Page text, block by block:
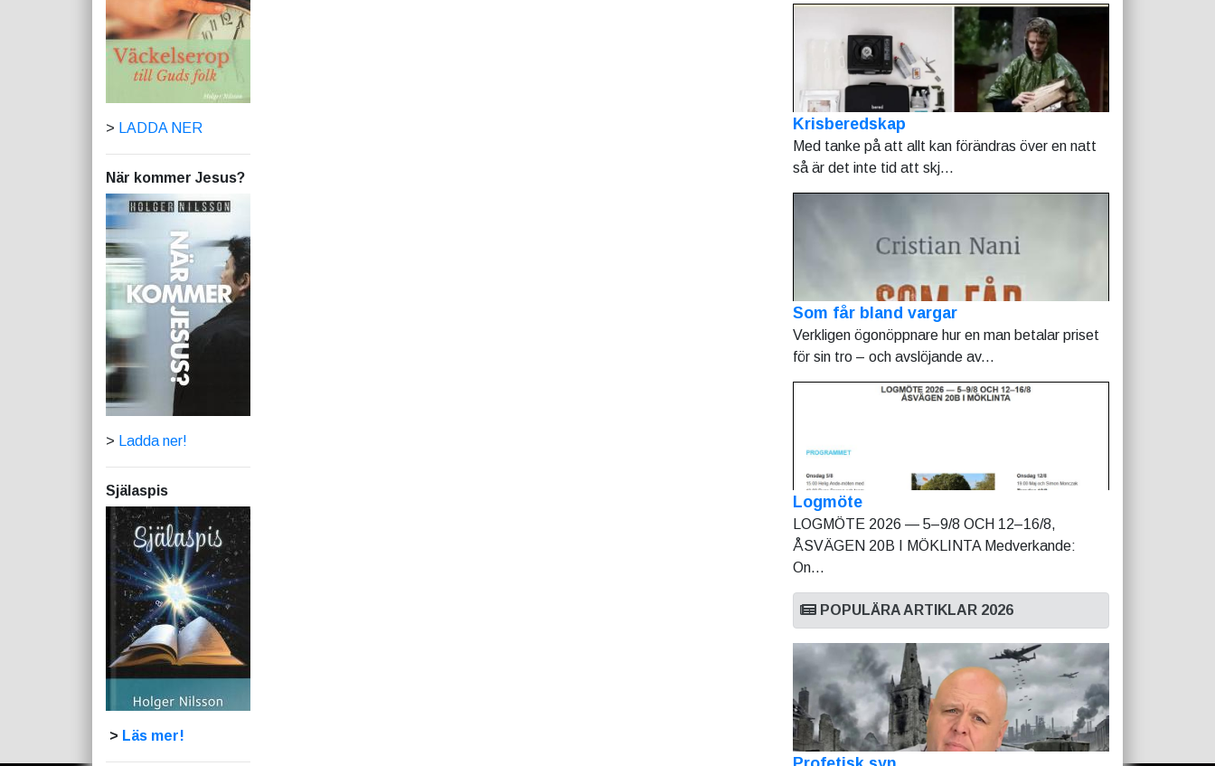
> LADDA NER
När kommer Jesus?
> Ladda ner!
Själaspis
> Läs mer!
Krisberedskap
Med tanke på att allt kan förändras över en natt
så är det inte tid att skj...
Som får bland vargar
Verkligen ögonöppnare hur en man betalar priset
för sin tro – och avslöjande av...
Logmöte
LOGMÖTE 2026 — 5–9/8 OCH 12–16/8,
ÅSVÄGEN 20B I MÖKLINTA Medverkande:
On...
POPULÄRA ARTIKLAR 2026